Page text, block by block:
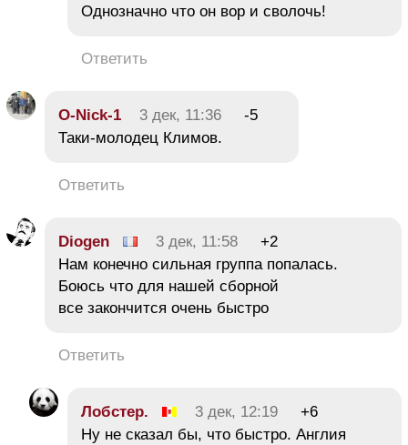
Однозначно что он вор и сволочь!
Ответить
O-Nick-1 3 дек, 11:36
-5
Таки-молодец Климов.
Ответить
Diogen 3 дек, 11:58
+2
Нам конечно сильная группа попалась.
Боюсь что для нашей сборной
все закончится очень быстро
Ответить
Лобстер. 3 дек, 12:19
+6
Ну не сказал бы, что быстро. Англия